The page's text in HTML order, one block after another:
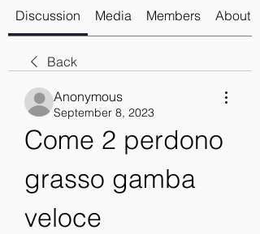
Discussion Media Members About
Back
Anonymous
September 8, 2023
Come 2 perdono
grasso gamba
veloce